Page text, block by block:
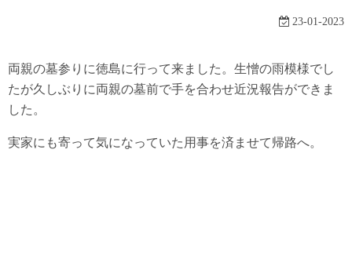
23-01-2023
両親の墓参りに徳島に行って来ました。生憎の雨模様でし
たが久しぶりに両親の墓前で手を合わせ近況報告ができま
した。
実家にも寄って気になっていた用事を済ませて帰路へ。